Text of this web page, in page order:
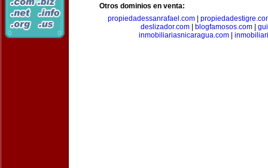
Otros dominios en venta:
propiedadessanrafael.com
deslizador.com| blogfamosos.com|
inmobiliariasnicaragua.com